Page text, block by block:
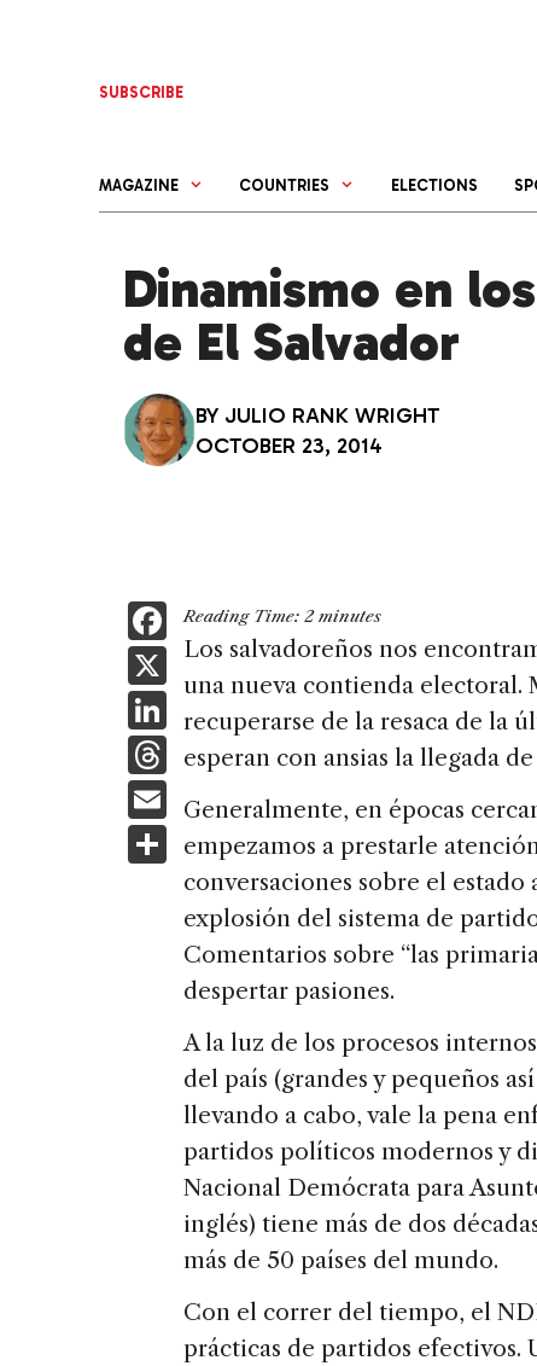
SUBSCRIBE
MAGAZINE COUNTRIES ELECTIONS
Dinamismo en
de El Salvador
BY JULIO RANK WRIGHT
OCTOBER 23, 2014
F
a
c
e
b
o
o
k
X
Li
n
e
dI
n
T
h
re
a
d
E
m
ai
S
h
ar
e
Reading Time: 2 minutes
Los salvadoreños nos
una nueva contienda electoral.
recuperarse de la resaca de la
esperan con ansias la llegada
Generalmente, en épocas
empezamos a prestarle
conversaciones sobre el
explosión del sistema de
Comentarios sobre “las
despertar pasiones.
A la luz de los procesos
del país (grandes y pequeños
llevando a cabo, vale la pena
partidos políticos modernos y
Nacional Demócrata para
inglés) tiene más de dos
más de 50 países del mundo.
Con el correr del tiempo, el
prácticas de partidos